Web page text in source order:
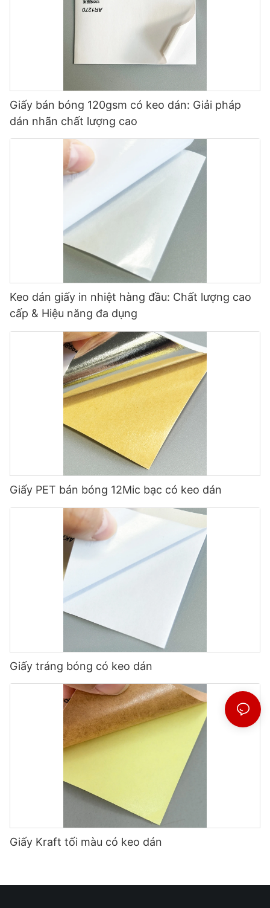
Giấy bán bóng 120gsm có keo dán: Giải pháp
dán nhãn chất lượng cao
Keo dán giấy in nhiệt hàng đầu: Chất lượng cao
cấp & Hiệu năng đa dụng
Giấy PET bán bóng 12Mic bạc có keo dán
Giấy tráng bóng có keo dán
Giấy Kraft tối màu có keo dán